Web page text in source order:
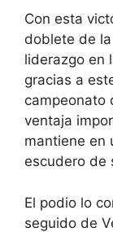
Con esta
doblete de
liderazgo en
gracias a
campeonato
ventaja
mantiene en
escudero de
El podio lo
seguido de